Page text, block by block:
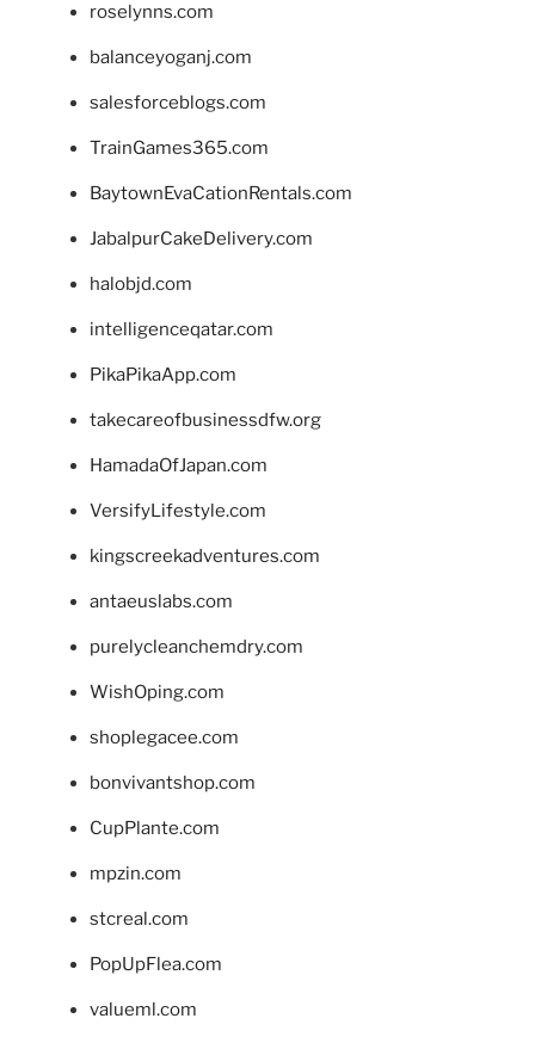
roselynns.com
balanceyoganj.com
salesforceblogs.com
TrainGames365.com
BaytownEvaCationRentals.com
JabalpurCakeDelivery.com
halobjd.com
intelligenceqatar.com
PikaPikaApp.com
takecareofbusinessdfw.org
HamadaOfJapan.com
VersifyLifestyle.com
kingscreekadventures.com
antaeuslabs.com
purelycleanchemdry.com
WishOping.com
shoplegacee.com
bonvivantshop.com
CupPlante.com
mpzin.com
stcreal.com
PopUpFlea.com
valueml.com